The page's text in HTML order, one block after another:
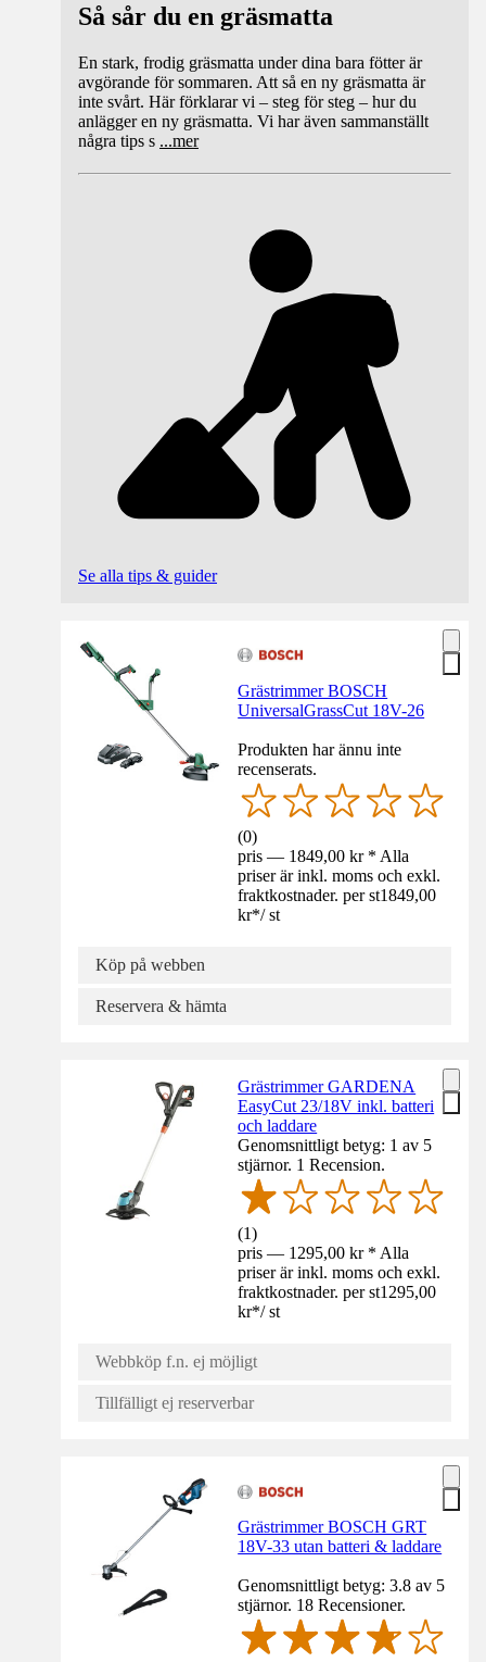
Så sår du en gräsmatta
En stark, frodig gräsmatta under dina bara fötter är
avgörande för sommaren. Att så en ny gräsmatta är
inte svårt. Här förklarar vi – steg för steg – hur du
anlägger en ny gräsmatta. Vi har även sammanställt
några tips s ...mer
Se alla tips & guider
Grästrimmer BOSCH
UniversalGrassCut 18V-26
Produkten har ännu inte
recenserats.
(0)
pris — 1849,00 kr * Alla
priser är inkl. moms och exkl.
fraktkostnader. per st1849,00
kr*/ st
Köp på webben
Reservera & hämta
Grästrimmer GARDENA
EasyCut 23/18V inkl. batteri
och laddare
Genomsnittligt betyg: 1 av 5
stjärnor. 1 Recension.
(1)
pris — 1295,00 kr * Alla
priser är inkl. moms och exkl.
fraktkostnader. per st1295,00
kr*/ st
Webbköp f.n. ej möjligt
Tillfälligt ej reserverbar
Grästrimmer BOSCH GRT
18V-33 utan batteri & laddare
Genomsnittligt betyg: 3.8 av 5
stjärnor. 18 Recensioner.